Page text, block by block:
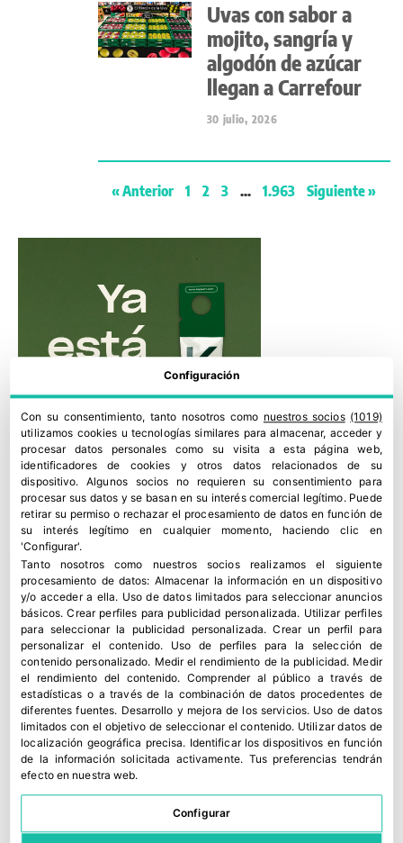
Uvas con sabor a
mojito, sangría y
algodón de azúcar
llegan a Carrefour
30 julio, 2026
« Anterior 1 2 3 … 1.963 Siguiente »
Configuración
Con su consentimiento, tanto nosotros como nuestros socios (1019)
utilizamos cookies u tecnologías similares para almacenar, acceder y
procesar datos personales como su visita a esta página web,
identificadores de cookies y otros datos relacionados de su
dispositivo. Algunos socios no requieren su consentimiento para
procesar sus datos y se basan en su interés comercial legítimo. Puede
retirar su permiso o rechazar el procesamiento de datos en función de
su interés legítimo en cualquier momento, haciendo clic en
'Configurar'.
Tanto nosotros como nuestros socios realizamos el siguiente
procesamiento de datos: Almacenar la información en un dispositivo
y/o acceder a ella. Uso de datos limitados para seleccionar anuncios
básicos.Crear perfiles para publicidad personalizada. Utilizar perfiles
para seleccionar la publicidad personalizada.Crear un perfil para
personalizar el contenido. Uso de perfiles para la selección de
contenido personalizado. Medir el rendimiento de la publicidad. Medir
el rendimiento del contenido.Comprender al público a través de
estadísticas o a través de la combinación de datos procedentes de
diferentes fuentes. Desarrollo y mejora de los servicios. Uso de datos
limitados con el objetivo de seleccionar el contenido. Utilizar datos de
localización geográfica precisa. Identificar los dispositivos en función
de la información solicitada activamente. Tus preferencias tendrán
efecto en nuestra web.
Configurar